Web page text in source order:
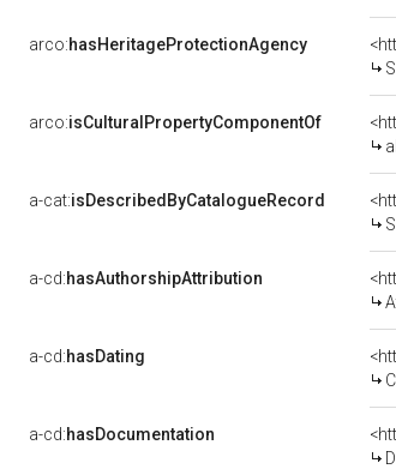
arco:hasHeritageProtectionAgency
arco:isCulturalPropertyComponentOf
a-cat:isDescribedByCatalogueRecord
a-cd:hasAuthorshipAttribution
a-cd:hasDating
a-cd:hasDocumentation